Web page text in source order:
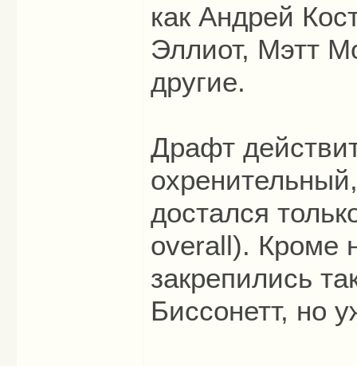
как Андрей
Эллиот, Мэтт
другие.
Драфт
достался
overall). Кроме
закрепились
Биссонетт, но